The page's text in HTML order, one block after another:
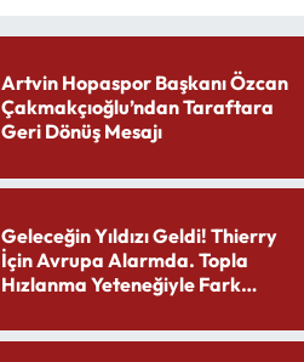
Artvin Hopaspor Başkanı Özcan
Çakmakçıoğlu’ndan Taraftara
Geri Dönüş Mesajı
Geleceğin Yıldızı Geldi! Thierry
İçin Avrupa Alarmda. Topla
Hızlanma Yeteneğiyle Fark